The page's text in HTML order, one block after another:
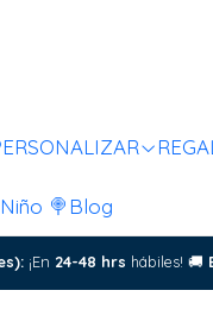
🍭 Blog
¡En 24-48 hrs hábiles! 🚚